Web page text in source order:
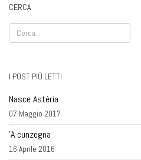
CERCA
I POST PIÙ LETTI
Nasce Astéria
07 Maggio 2017
'A cunzegna
16 Aprile 2016